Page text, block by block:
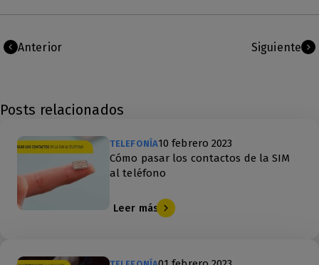
Anterior Siguiente
Posts relacionados
TELEFONÍA10 febrero 2023
Cómo pasar los contactos de la SIM
al teléfono
Leer más